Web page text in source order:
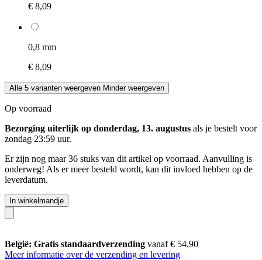
€ 8,09
0,8 mm
€ 8,09
Alle 5 varianten weergeven Minder weergeven
Op voorraad
Bezorging uiterlijk op donderdag, 13. augustus als je bestelt voor
zondag 23:59 uur.
Er zijn nog maar 36 stuks van dit artikel op voorraad. Aanvulling is
onderweg! Als er meer besteld wordt, kan dit invloed hebben op de
leverdatum.
In winkelmandje
België: Gratis standaardverzending vanaf € 54,90
Meer informatie over de verzending en levering